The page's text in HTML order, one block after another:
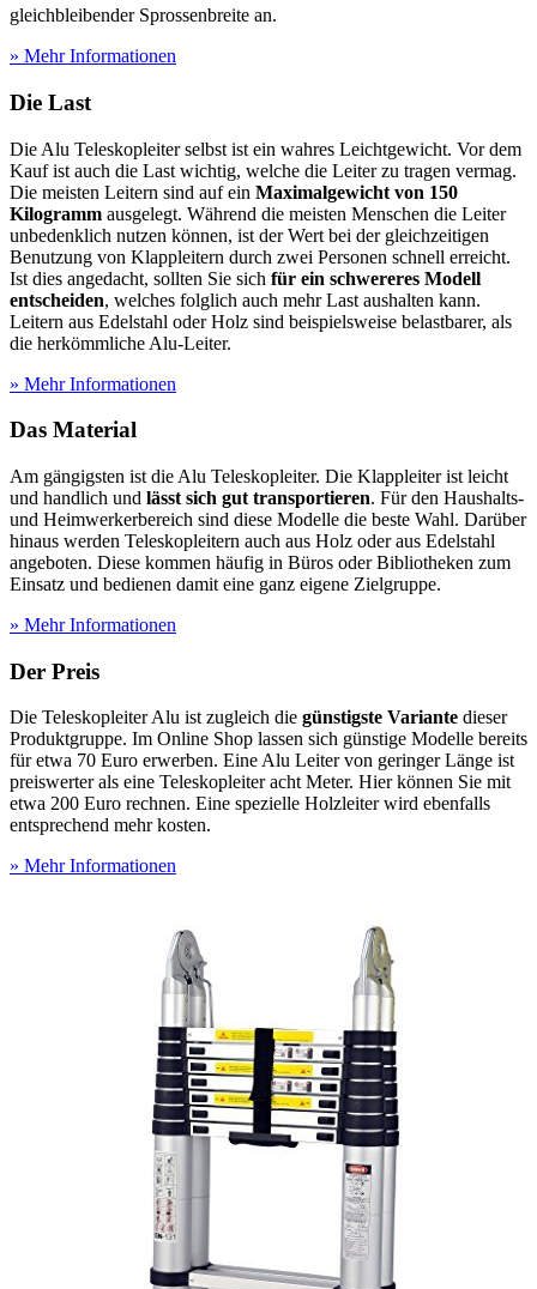
gleichbleibender Sprossenbreite an.
» Mehr Informationen
Die Last
Die Alu Teleskopleiter selbst ist ein wahres Leichtgewicht. Vor dem
Kauf ist auch die Last wichtig, welche die Leiter zu tragen vermag.
Die meisten Leitern sind auf ein Maximalgewicht von 150
Kilogramm ausgelegt. Während die meisten Menschen die Leiter
unbedenklich nutzen können, ist der Wert bei der gleichzeitigen
Benutzung von Klappleitern durch zwei Personen schnell erreicht.
Ist dies angedacht, sollten Sie sich für ein schwereres Modell
entscheiden, welches folglich auch mehr Last aushalten kann.
Leitern aus Edelstahl oder Holz sind beispielsweise belastbarer, als
die herkömmliche Alu-Leiter.
» Mehr Informationen
Das Material
Am gängigsten ist die Alu Teleskopleiter. Die Klappleiter ist leicht
und handlich und lässt sich gut transportieren. Für den Haushalts-
und Heimwerkerbereich sind diese Modelle die beste Wahl. Darüber
hinaus werden Teleskopleitern auch aus Holz oder aus Edelstahl
angeboten. Diese kommen häufig in Büros oder Bibliotheken zum
Einsatz und bedienen damit eine ganz eigene Zielgruppe.
» Mehr Informationen
Der Preis
Die Teleskopleiter Alu ist zugleich die günstigste Variante dieser
Produktgruppe. Im Online Shop lassen sich günstige Modelle bereits
für etwa 70 Euro erwerben. Eine Alu Leiter von geringer Länge ist
preiswerter als eine Teleskopleiter acht Meter. Hier können Sie mit
etwa 200 Euro rechnen. Eine spezielle Holzleiter wird ebenfalls
entsprechend mehr kosten.
» Mehr Informationen